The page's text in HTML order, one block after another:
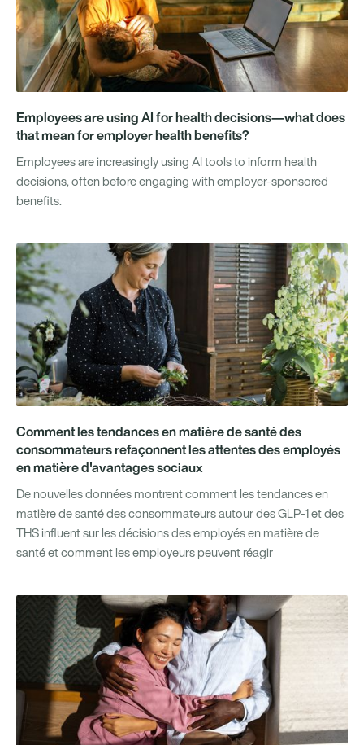
Employees are using AI for health decisions—what does
that mean for employer health benefits?
Employees are increasingly using AI tools to inform health
decisions, often before engaging with employer-sponsored
benefits.
Comment les tendances en matière de santé des
consommateurs refaçonnent les attentes des employés
en matière d'avantages sociaux
De nouvelles données montrent comment les tendances en
matière de santé des consommateurs autour des GLP-1 et des
THS influent sur les décisions des employés en matière de
santé et comment les employeurs peuvent réagir